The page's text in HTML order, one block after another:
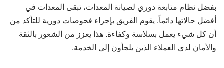
بفضل نظام متابعة دوري لصيانة المعدات، تبقى المعدات في
أفضل حالاتها دائماً. يقوم الفريق بإجراء فحوصات دورية للتأكد من
أن كل شيء يعمل بسلاسة وكفاءة. هذا يعزز من الشعور بالثقة
والأمان لدى العملاء الذين يلجأون إلى الخدمة.